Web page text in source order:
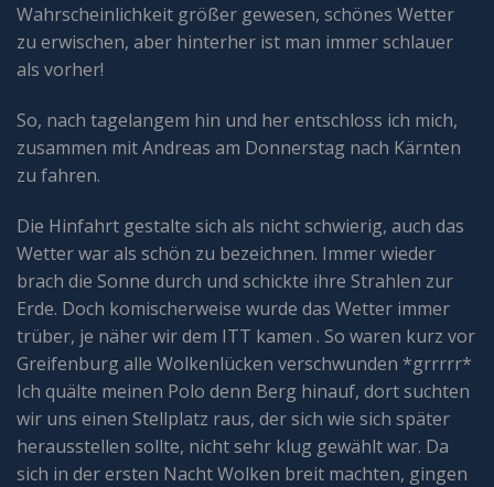
Wahrscheinlichkeit größer gewesen, schönes Wetter
zu erwischen, aber hinterher ist man immer schlauer
als vorher!
So, nach tagelangem hin und her entschloss ich mich,
zusammen mit Andreas am Donnerstag nach Kärnten
zu fahren.
Die Hinfahrt gestalte sich als nicht schwierig, auch das
Wetter war als schön zu bezeichnen. Immer wieder
brach die Sonne durch und schickte ihre Strahlen zur
Erde. Doch komischerweise wurde das Wetter immer
trüber, je näher wir dem ITT kamen . So waren kurz vor
Greifenburg alle Wolkenlücken verschwunden *grrrrr*
Ich quälte meinen Polo denn Berg hinauf, dort suchten
wir uns einen Stellplatz raus, der sich wie sich später
herausstellen sollte, nicht sehr klug gewählt war. Da
sich in der ersten Nacht Wolken breit machten, gingen